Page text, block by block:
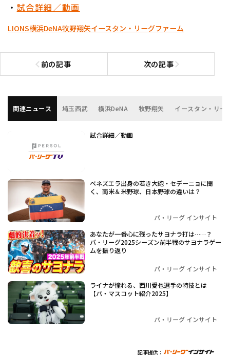
・ 試合詳細／動画
LIONS横浜DeNA牧野翔矢イースタン・リーグファーム
前の記事
前の記事へ 次の記事次の記事へ
関連ニュース 埼玉西武 横浜DeNA 牧野翔矢 イースタン・リー
試合詳細／動画
ベネズエラ出身の若き大砲・セデーニョに聞
く、南米＆米野球、日本野球の違いは？
パ・リーグ インサイト
あなたが一番心に残ったサヨナラ打は……？
パ・リーグ2025シーズン前半戦のサヨナラゲー
ムを振り返り
パ・リーグ インサイト
ライナが憧れる、西川愛也選手の特技とは
【パ・マスコット紹介2025】
パ・リーグ インサイト
記事提供：